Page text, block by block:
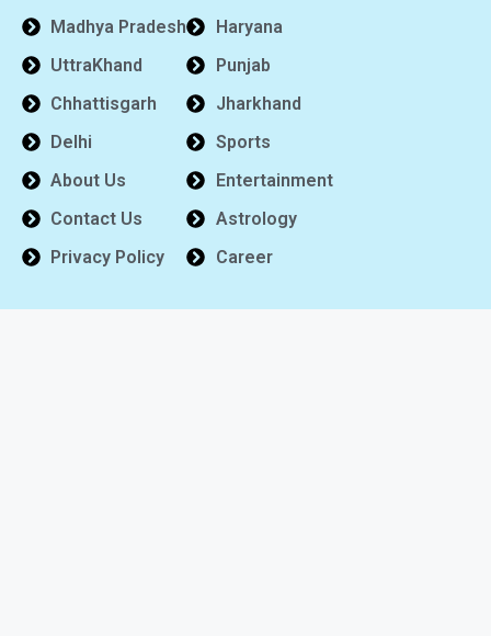
Madhya Pradesh
UttraKhand
Chhattisgarh
Delhi
About Us
Contact Us
Privacy Policy
Haryana
Punjab
Jharkhand
Sports
Entertainment
Astrology
Career